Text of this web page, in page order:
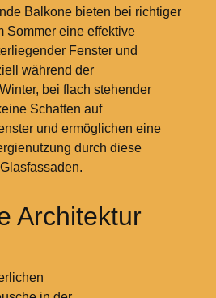
Balkone bieten bei richtiger
Sommer eine effektive
Fenster und
während der
bei flach stehender
Schatten auf
und ermöglichen eine
durch diese
Architektur